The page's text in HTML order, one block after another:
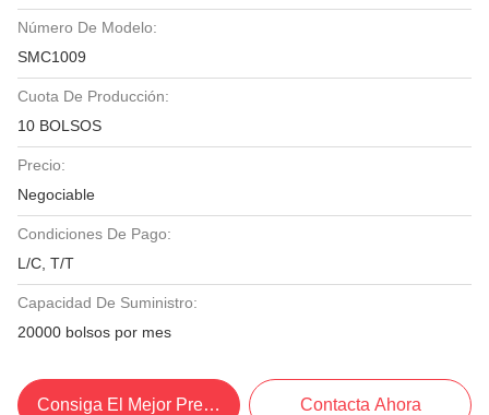
Número De Modelo:
SMC1009
Cuota De Producción:
10 BOLSOS
Precio:
Negociable
Condiciones De Pago:
L/C, T/T
Capacidad De Suministro:
20000 bolsos por mes
Consiga El Mejor Precio Contacta Ahora